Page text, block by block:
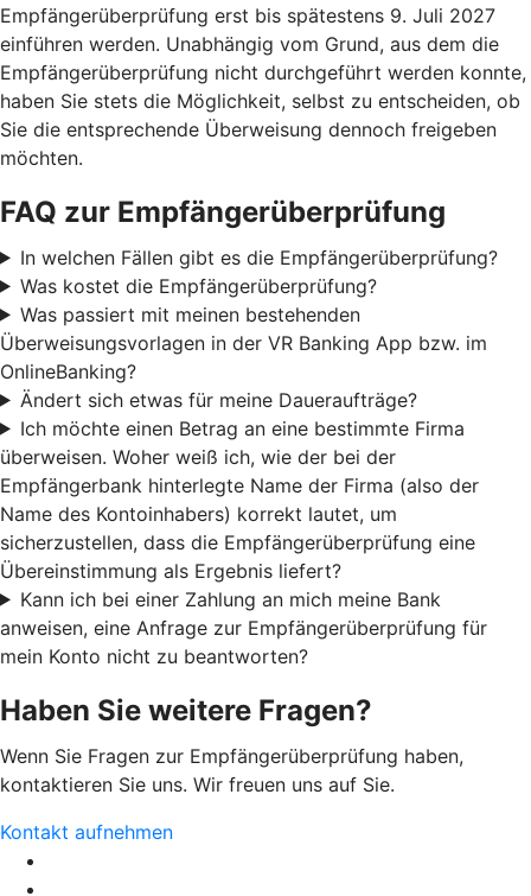
Empfängerüberprüfung erst bis spätestens 9. Juli 2027
einführen werden. Unabhängig vom Grund, aus dem die
Empfängerüberprüfung nicht durchgeführt werden konnte,
haben Sie stets die Möglichkeit, selbst zu entscheiden, ob
Sie die entsprechende Überweisung dennoch freigeben
möchten.
FAQ zur Empfängerüberprüfung
In welchen Fällen gibt es die Empfängerüberprüfung?
Was kostet die Empfängerüberprüfung?
Was passiert mit meinen bestehenden
Überweisungsvorlagen in der VR Banking App bzw. im
OnlineBanking?
Ändert sich etwas für meine Daueraufträge?
Ich möchte einen Betrag an eine bestimmte Firma
überweisen. Woher weiß ich, wie der bei der
Empfängerbank hinterlegte Name der Firma (also der
Name des Kontoinhabers) korrekt lautet, um
sicherzustellen, dass die Empfängerüberprüfung eine
Übereinstimmung als Ergebnis liefert?
Kann ich bei einer Zahlung an mich meine Bank
anweisen, eine Anfrage zur Empfängerüberprüfung für
mein Konto nicht zu beantworten?
Haben Sie weitere Fragen?
Wenn Sie Fragen zur Empfängerüberprüfung haben,
kontaktieren Sie uns. Wir freuen uns auf Sie.
Kontakt aufnehmen